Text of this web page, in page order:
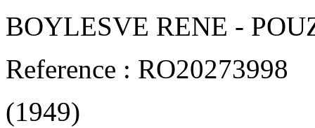
‎BOYLESVE RENE -
Reference : RO20273998
(1949)